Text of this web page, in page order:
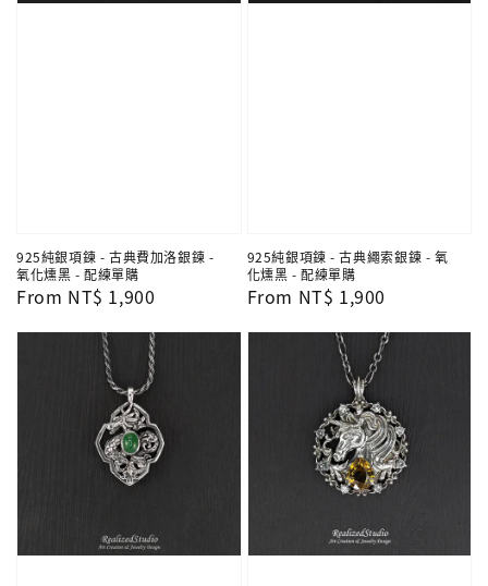
925純銀項鍊 - 古典費加洛銀鍊 -
氧化燻黑 - 配練單購
Regular
From NT$ 1,900
925純銀項鍊 - 古典繩索銀鍊 - 氧
化燻黑 - 配練單購
Regular
From NT$ 1,900